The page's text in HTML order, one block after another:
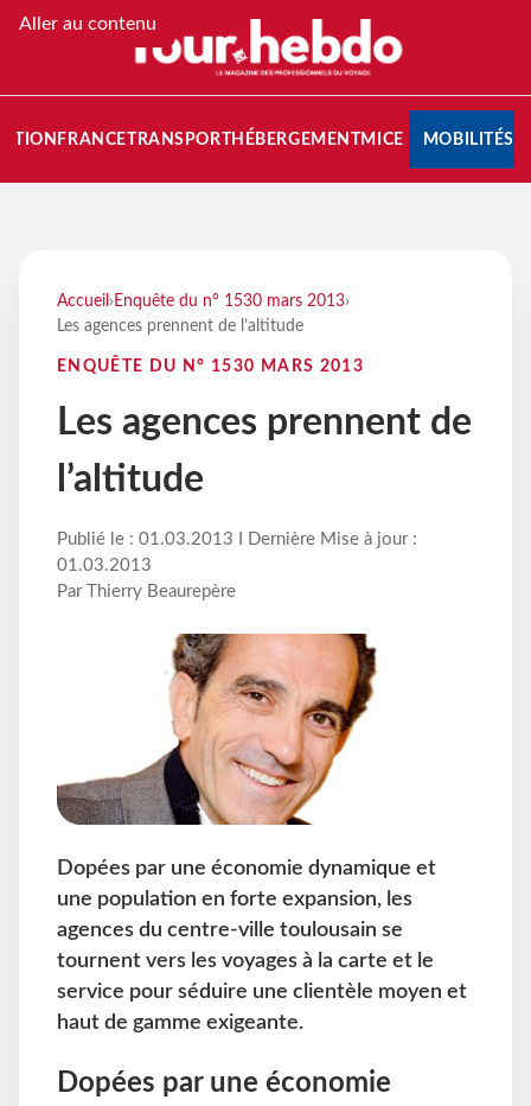
Aller au contenu
FRANCETRANSPORT HÉBERGEMENTMICE MOBILITÉS
Accueil › Enquête du n° 1530 mars 2013›
Les agences prennent de l’altitude
ENQUÊTE DU N° 1530 MARS 2013
Les agences prennent de
l’altitude
Publié le : 01.03.2013 I Dernière Mise à jour :
01.03.2013
Par Thierry Beaurepère
Dopées par une économie dynamique et
une population en forte expansion, les
agences du centre-ville toulousain se
tournent vers les voyages à la carte et le
service pour séduire une clientèle moyen et
haut de gamme exigeante.
Dopées par une économie